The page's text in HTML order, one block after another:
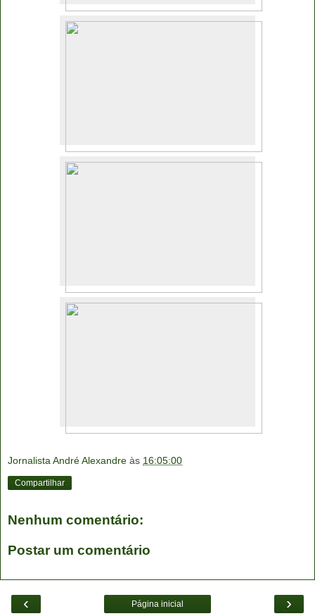
Jornalista André Alexandre às 16:05:00
Compartilhar
Nenhum comentário:
Postar um comentário
‹ ›
Página inicial